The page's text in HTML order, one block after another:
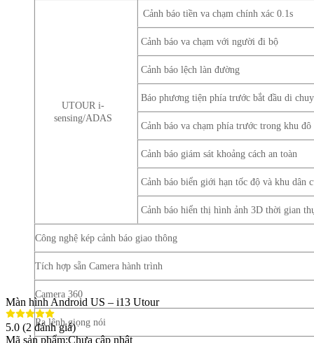
UTOUR i-
sensing/ADAS
Cảnh báo tiền va chạm chính xác 0.1s
Cảnh báo va chạm với người đi bộ
Cảnh báo lệch làn đường
Báo phương tiện phía trước bắt đầu di
Cảnh báo va chạm phía trước trong khu
Cảnh báo giám sát khoảng cách an toàn
Cảnh báo biển giới hạn tốc độ và khu dân
Cảnh báo hiển thị hình ảnh 3D thời gian
Công nghệ kép cảnh báo giao thông
Tích hợp sẵn Camera hành trình
Camera 360
Ra lệnh giọng nói
Màn hình Android US – i13 Utour
5.0 (2 đánh giá)
Mã sản phẩm:Chưa cập nhật